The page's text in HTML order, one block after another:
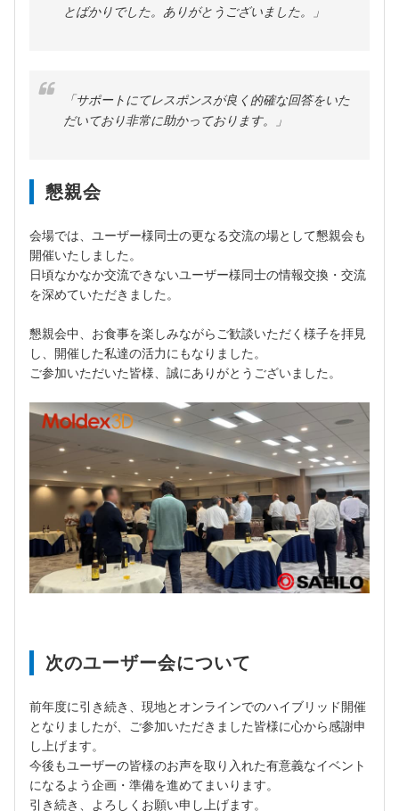
とばかりでした。ありがとうございました。」
「サポートにてレスポンスが良く的確な回答をいた
だいており非常に助かっております。」
懇親会
会場では、ユーザー様同士の更なる交流の場として懇親会も
開催いたしました。
日頃なかなか交流できないユーザー様同士の情報交換・交流
を深めていただきました。
懇親会中、お食事を楽しみながらご歓談いただく様子を拝見
し、開催した私達の活力にもなりました。
ご参加いただいた皆様、誠にありがとうございました。
次のユーザー会について
前年度に引き続き、現地とオンラインでのハイブリッド開催
となりましたが、ご参加いただきました皆様に心から感謝申
し上げます。
今後もユーザーの皆様のお声を取り入れた有意義なイベント
になるよう企画・準備を進めてまいります。
引き続き、よろしくお願い申し上げます。